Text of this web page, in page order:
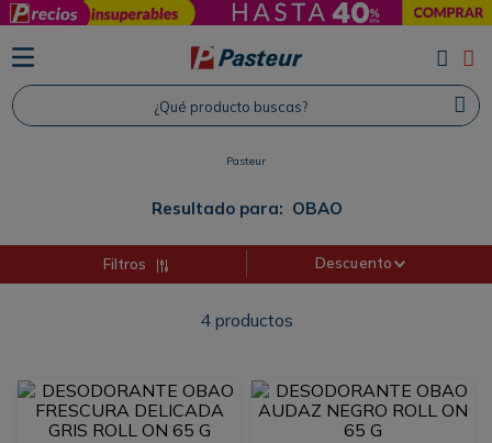
¿Qué producto buscas?
Pasteur
Resultado para: OBAO
Filtros Descuento
4 productos
TÉRMINOS MÁS BUSCADOS
1. Protector Solar
2. Proteina